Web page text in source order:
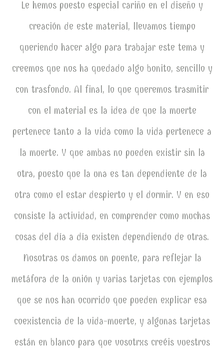
Le hemos puesto especial cariño en el diseño y
creación de este material, llevamos tiempo
queriendo hacer algo para trabajar este tema y
creemos que nos ha quedado algo bonito, sencillo y
con trasfondo. Al final, lo que queremos trasmitir
con el material es la idea de que la muerte
pertenece tanto a la vida como la vida pertenece a
la muerte. Y que ambas no pueden existir sin la
otra, puesto que la una es tan dependiente de la
otra como el estar despierto y el dormir. Y en eso
consiste la actividad, en comprender como muchas
cosas del día a día existen dependiendo de otras.
Nosotras os damos un puente, para reflejar la
metáfora de la unión y varias tarjetas con ejemplos
que se nos han ocurrido que pueden explicar esa
coexistencia de la vida-muerte, y algunas tarjetas
están en blanco para que vosotrxs creéis vuestros